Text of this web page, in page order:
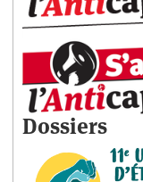
Dossiers